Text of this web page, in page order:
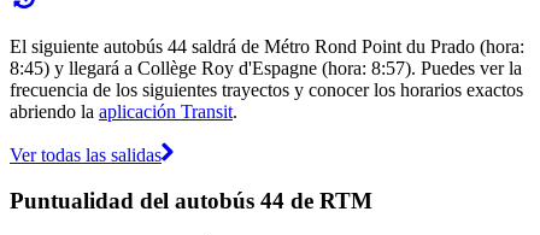
El siguiente autobús 44 saldrá de Métro Rond Point du Prado (hora:
8:45) y llegará a Collège Roy d'Espagne (hora: 8:57). Puedes ver la
frecuencia de los siguientes trayectos y conocer los horarios exactos
abriendo la aplicación Transit.
Ver todas las salidas
Puntualidad del autobús 44 de RTM